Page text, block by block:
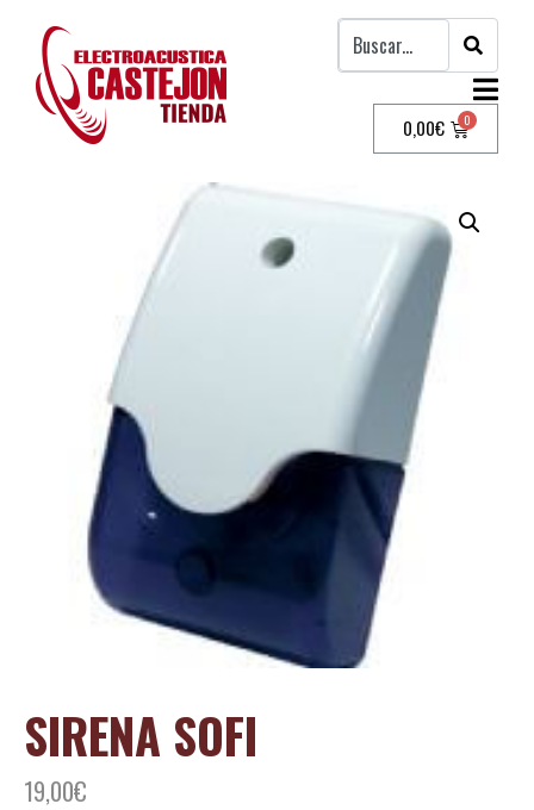
0,00€
SIRENA SOFI
19,00€